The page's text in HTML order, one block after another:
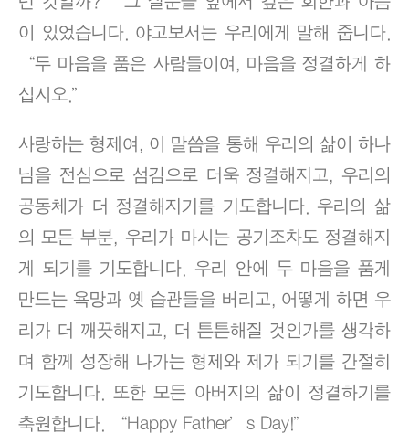
이 있었습니다. 야고보서는 우리에게 말해 줍니다.
“두 마음을 품은 사람들이여, 마음을 정결하게 하
십시오.”
사랑하는 형제여, 이 말씀을 통해 우리의 삶이 하나
님을 전심으로 섬김으로 더욱 정결해지고, 우리의
공동체가 더 정결해지기를 기도합니다. 우리의 삶
의 모든 부분, 우리가 마시는 공기조차도 정결해지
게 되기를 기도합니다. 우리 안에 두 마음을 품게
만드는 욕망과 옛 습관들을 버리고, 어떻게 하면 우
리가 더 깨끗해지고, 더 튼튼해질 것인가를 생각하
며 함께 성장해 나가는 형제와 제가 되기를 간절히
기도합니다. 또한 모든 아버지의 삶이 정결하기를
축원합니다. “Happy Father’s Day!”